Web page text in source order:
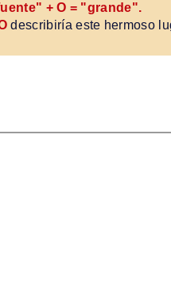
+ O = "grande".
describiría este hermoso